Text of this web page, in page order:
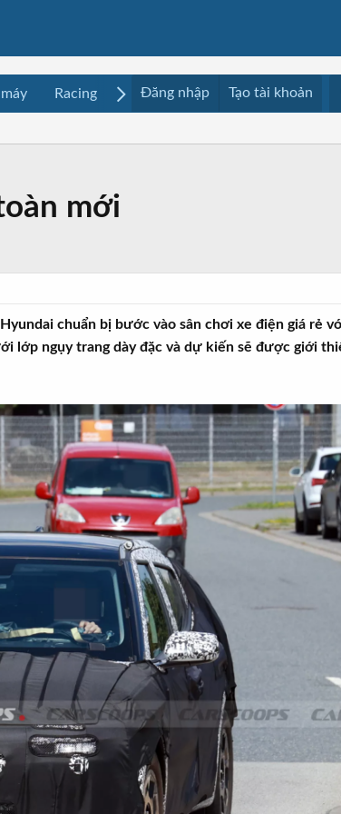
Racing Mua bán Media
Đăng nhập Tạo tài khoản
mới
chuẩn bị bước vào sân chơi xe điện giá rẻ
lớp ngụy trang dày đặc và dự kiến sẽ được giới